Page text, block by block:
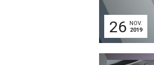
26 NOV.
2019